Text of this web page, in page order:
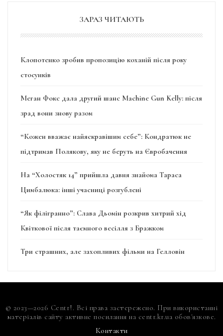
ЗАРАЗ ЧИТАЮТЬ
Клопотенко зробив пропозицію коханій після року
стосунків
Меган Фокс дала другий шанс Machine Gun Kelly: після
зрад вони знову разом
“Кожен вважає найяскравішим себе”: Кондратюк не
підтримав Полякову, яку не беруть на Євробачення
На “Холостяк 14” прийшла давня знайома Тараса
Цимбалюка: інші учасниці розгублені
“Як філігранно”: Слава Дьомін розкрив хитрий хід
Квіткової після таємного весілля з Бражком
Три страшних, але захопливих фільми на Гелловін
© 2023—2026 Centr!. Всі права застережено. При використанні
матеріалів сайту активне посилання на centr.kr.ua обов'язкове.
Контакти